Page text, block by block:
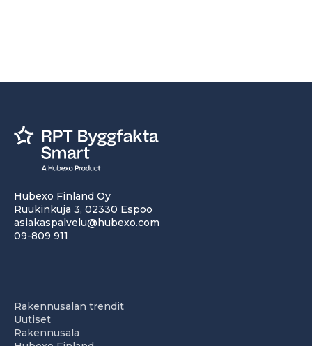
Hubexo Finland Oy
Ruukinkuja 3, 02330 Espoo
asiakaspalvelu@hubexo.com
09-809 911
Rakennusalan trendit
Uutiset
Rakennusala